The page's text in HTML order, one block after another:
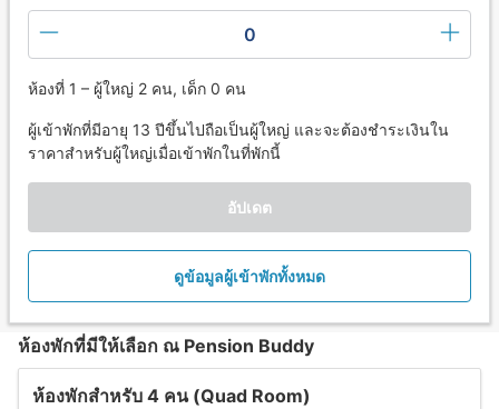
0
ห้องที่ 1 – ผู้ใหญ่ 2 คน, เด็ก 0 คน
ผู้เข้าพักที่มีอายุ 13 ปีขึ้นไปถือเป็นผู้ใหญ่ และจะต้องชำระเงินใน
ราคาสำหรับผู้ใหญ่เมื่อเข้าพักในที่พักนี้
อัปเดต
ดูข้อมูลผู้เข้าพักทั้งหมด
ห้องพักที่มีให้เลือก ณ Pension Buddy
ห้องพักสำหรับ 4 คน (Quad Room)